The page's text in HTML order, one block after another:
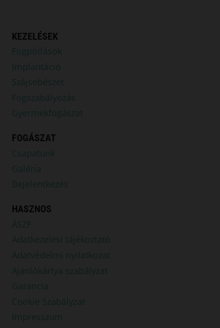
KEZELÉSEK
Fogpótlások
Implantáció
Szájsebészet
Fogszabályozás
Gyermekfogászat
FOGÁSZAT
Csapatunk
Galéria
Bejelentkezés
HASZNOS
ÁSZF
Adatkezelési tájékoztató
Adatvédelmi nyilatkozat
Ajánlókártya szabályzat
Garancia
Cookie Szabályzat
Impresszum